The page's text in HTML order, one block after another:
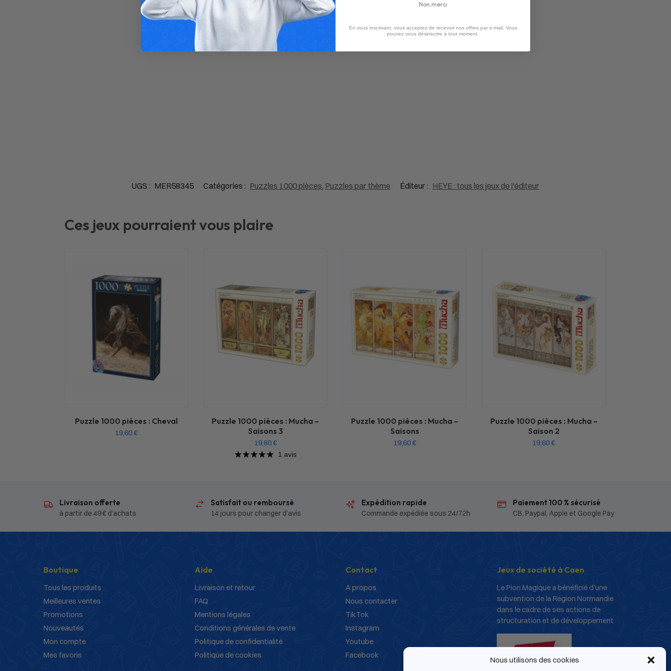
Nous utilisons des cookies
Aucun avis
UGS : MER58345 Catégories : Puzzles 1000 pièces, Puzzles par thème Éditeur : HEYE : tous les jeux de l'éditeur
Ces jeux pourraient vous plaire
Puzzle 1000 pièces : Cheval
19,60€
Puzzle 1000 pièces : Mucha –
Saisons 3
19,60€
1 avis
Puzzle 1000 pièces : Mucha –
Saisons
19,60€
Puzzle 1000 pièces : Mucha –
Saison 2
19,60€
Livraison offerte
à partir de 49 € d’achats
Satisfait ou remboursé
14 jours pour changer d’avis
Expédition rapide
Commande expédiée sous 24/72h
Paiement 100 % sécurisé
CB, Paypal, Apple et Google Pay
Boutique
Tous les produits
Meilleures ventes
Promotions
Nouveautés
Mon compte
Mes favoris
Aide
Livraison et retour
FAQ
Mentions légales
Conditions générales de vente
Politique de confidentialité
Politique de cookies
Contact
A propos
Nous contacter
TikTok
Instagram
Youtube
Facebook
Jeux de société à Caen
Le Pion Magique a bénéficié d’une
subvention de la Région Normandie
dans le cadre de ses actions de
structuration et de développement.
Non merci
En vous inscrivant, vous acceptez de recevoir nos offres par e-mail. Vous
pouvez vous désinscrire à tout moment.